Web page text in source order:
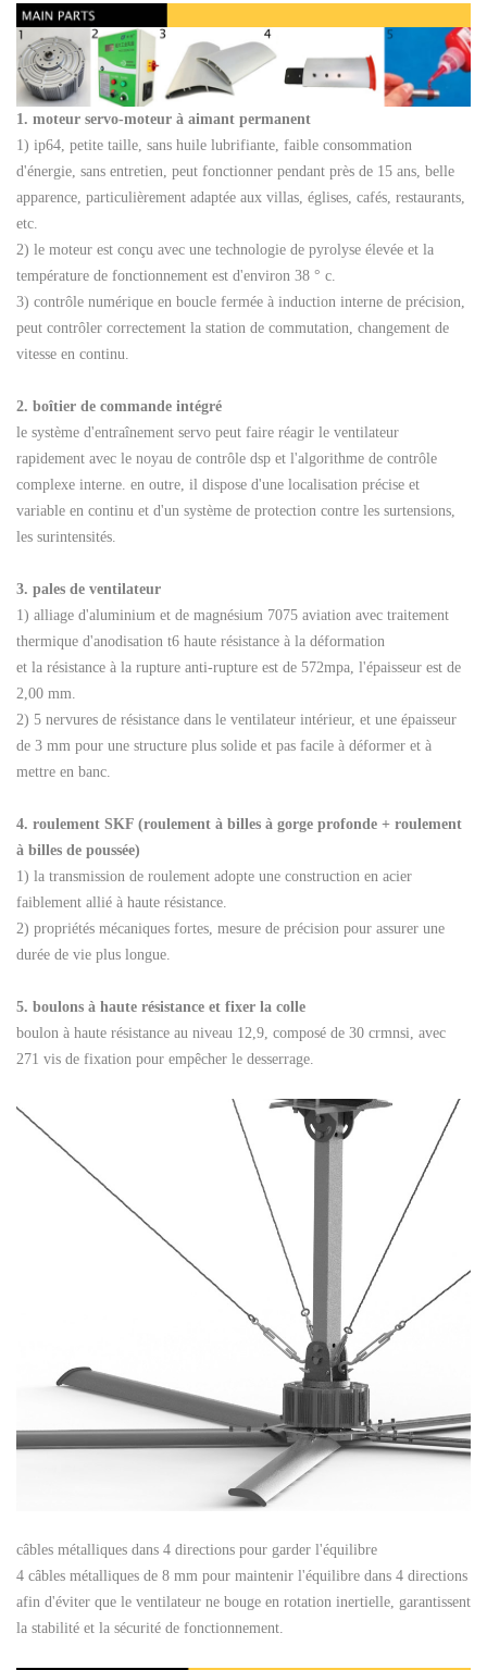
1. moteur servo-moteur à aimant permanent
1) ip64, petite taille, sans huile lubrifiante, faible consommation
d'énergie, sans entretien, peut fonctionner pendant près de 15 ans, belle
apparence, particulièrement adaptée aux villas, églises, cafés, restaurants,
etc.
2) le moteur est conçu avec une technologie de pyrolyse élevée et la
température de fonctionnement est d'environ 38 ° c.
3) contrôle numérique en boucle fermée à induction interne de précision,
peut contrôler correctement la station de commutation, changement de
vitesse en continu.
2. boîtier de commande intégré
le système d'entraînement servo peut faire réagir le ventilateur
rapidement avec le noyau de contrôle dsp et l'algorithme de contrôle
complexe interne. en outre, il dispose d'une localisation précise et
variable en continu et d'un système de protection contre les surtensions,
les surintensités.
3. pales de ventilateur
1) alliage d'aluminium et de magnésium 7075 aviation avec traitement
thermique d'anodisation t6 haute résistance à la déformation
et la résistance à la rupture anti-rupture est de 572mpa, l'épaisseur est de
2,00 mm.
2) 5 nervures de résistance dans le ventilateur intérieur, et une épaisseur
de 3 mm pour une structure plus solide et pas facile à déformer et à
mettre en banc.
4. roulement SKF (roulement à billes à gorge profonde + roulement
à billes de poussée)
1) la transmission de roulement adopte une construction en acier
faiblement allié à haute résistance.
2) propriétés mécaniques fortes, mesure de précision pour assurer une
durée de vie plus longue.
5. boulons à haute résistance et fixer la colle
boulon à haute résistance au niveau 12,9, composé de 30 crmnsi, avec
271 vis de fixation pour empêcher le desserrage.
câbles métalliques dans 4 directions pour garder l'équilibre
4 câbles métalliques de 8 mm pour maintenir l'équilibre dans 4 directions
afin d'éviter que le ventilateur ne bouge en rotation inertielle, garantissent
la stabilité et la sécurité de fonctionnement.